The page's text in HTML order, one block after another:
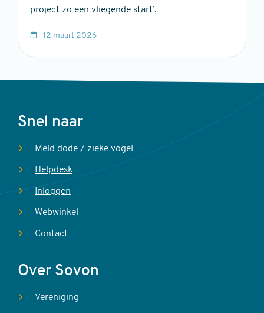
project zo een vliegende start’.
12 maart 2026
Voet
Snel naar
Meld dode / zieke vogel
Helpdesk
Inloggen
Webwinkel
Contact
Over Sovon
Vereniging